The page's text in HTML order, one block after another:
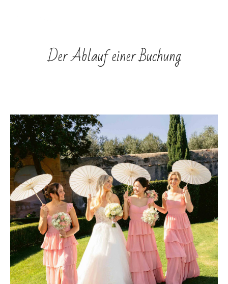
Der Ablauf einer Buchung